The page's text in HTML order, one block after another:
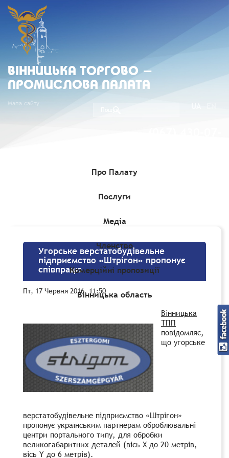
ВIННИЦЬКА ТОРГОВО -
ПРОМИСЛОВА ПАЛАТА
Мапа сайту
Про Палату
Послуги
Медіа
Членство
Комерційні пропозиції
Вінницька область
Комерційні пропозиції»Угорське
Угорське верстатобудівельне
підприємство «Штрігон» пропонує
співпрацю
Пт, 17 Червня 2016, 11:50
Вінницька
ТПП
повідомляє,
що угорське
верстатобудівельне підприємство «Штрігон»
пропонує українським партнерам оброблювальні
центри портального типу, для обробки
великогабаритних деталей (вісь Х до 20 метрів,
вісь Y до 6 метрів).